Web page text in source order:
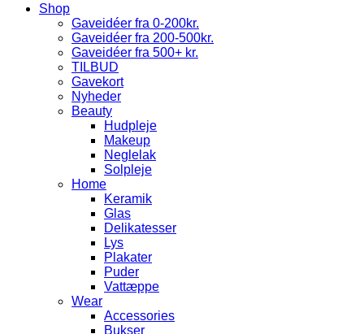
Shop
Gaveidéer fra 0-200kr.
Gaveidéer fra 200-500kr.
Gaveidéer fra 500+ kr.
TILBUD
Gavekort
Nyheder
Beauty
Hudpleje
Makeup
Neglelak
Solpleje
Home
Keramik
Glas
Delikatesser
Lys
Plakater
Puder
Vattæppe
Wear
Accessories
Bukser